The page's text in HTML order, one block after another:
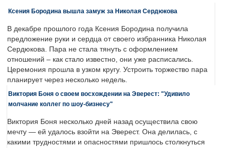
Ксения Бородина вышла замуж за Николая Сердюкова
В декабре прошлого года Ксения Бородина получила
предложение руки и сердца от своего избранника Николая
Сердюкова. Пара не стала тянуть с оформлением
отношений – как стало известно, они уже расписались.
Церемония прошла в узком кругу. Устроить торжество пара
планирует через несколько недель.
Виктория Боня о своем восхождении на Эверест: "Удивило
молчание коллег по шоу-бизнесу"
Виктория Боня несколько дней назад осуществила свою
мечту — ей удалось взойти на Эверест. Она делилась, с
какими трудностями и опасностями пришлось столкнуться